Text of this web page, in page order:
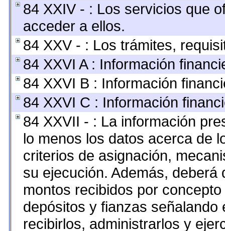
84 XXIV - : Los servicios que
acceder a ellos.
84 XXV - : Los trámites,
84 XXVI A : Información
84 XXVI B : Información
84 XXVI C : Información
84 XXVII - : La información
lo menos los datos acerca de
criterios de asignación,
su ejecución. Además,
montos recibidos por
depósitos y fianzas
recibirlos, administrarlos y